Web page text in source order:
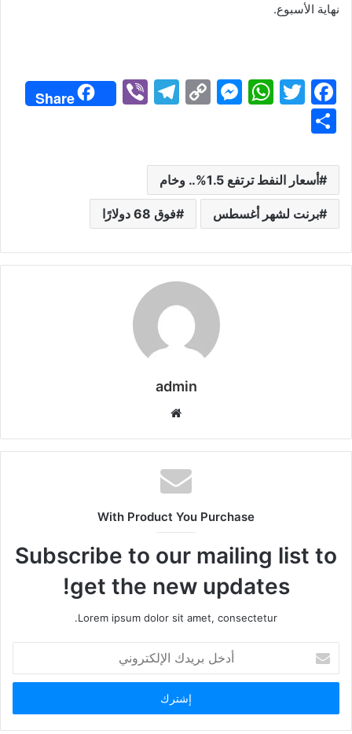
نهاية الأسبوع.
F
e
b
o
k
T
er
W
s
A
p
M
s
e
n
er
C
y
Li
n
T
gr
a
m
Vi
b
Share
ar
e
أسعار النفط ترتفع 1.5%.. وخام
برنت لشهر أغسطس فوق 68 دولارًا
admin
With Product You Purchase
Subscribe to our mailing list to
get the new updates!
Lorem ipsum dolor sit amet, consectetur.
بريدك
الإلكتروني